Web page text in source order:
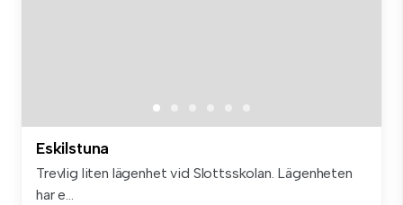
Eskilstuna
Trevlig liten lägenhet vid Slottsskolan. Lägenheten
har e...